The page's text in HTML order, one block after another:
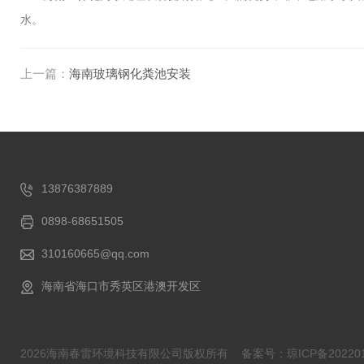
水。
上一篇： 海南玻璃钢化粪池安装
13876387889
0898-68651505
310160665@qq.com
海南省海口市秀英区港澳开发区
2026海南春雷环境科技有限公司版权所有 备案号：琼ICP备